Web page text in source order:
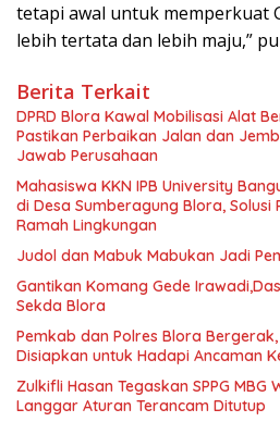
tetapi awal untuk memperkuat
lebih tertata dan lebih maju,”
Berita Terkait
DPRD Blora Kawal Mobilisasi Alat
Pastikan Perbaikan Jalan dan
Jawab Perusahaan
Mahasiswa KKN IPB University
di Desa Sumberagung Blora, Solusi
Ramah Lingkungan ‎
Judol dan Mabuk Mabukan Jadi
Gantikan Komang Gede
Sekda Blora
Pemkab dan Polres Blora
Disiapkan untuk Hadapi Ancaman
Zulkifli Hasan Tegaskan SPPG MBG
Langgar Aturan Terancam Ditutup